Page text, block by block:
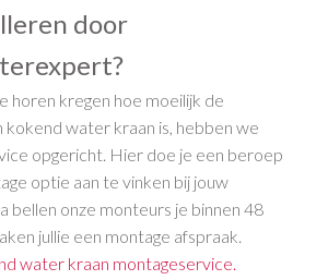
door
horen kregen hoe moeilijk de
kokend water kraan is, hebben we
opgericht. Hier doe je een beroep
optie aan te vinken bij jouw
bellen onze monteurs je binnen 48
jullie een montage afspraak.
water kraan montageservice.